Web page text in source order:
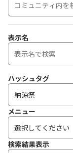
表示名
ハッシュタグ
メニュー
選択してください
検索結果表示